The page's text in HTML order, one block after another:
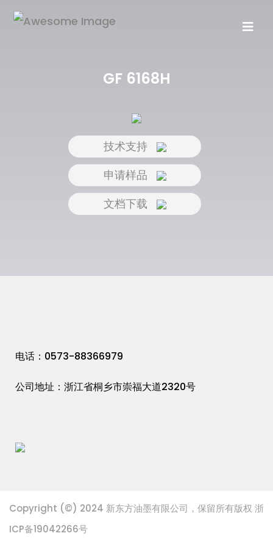
GF 6168H
技术支持
申请样品
文档下载
电话：0573-88366979
公司地址：浙江省桐乡市崇福大道2320号
Copyright (©) 2024 新东方油墨有限公司，保留所有版权 浙
ICP备19042266号